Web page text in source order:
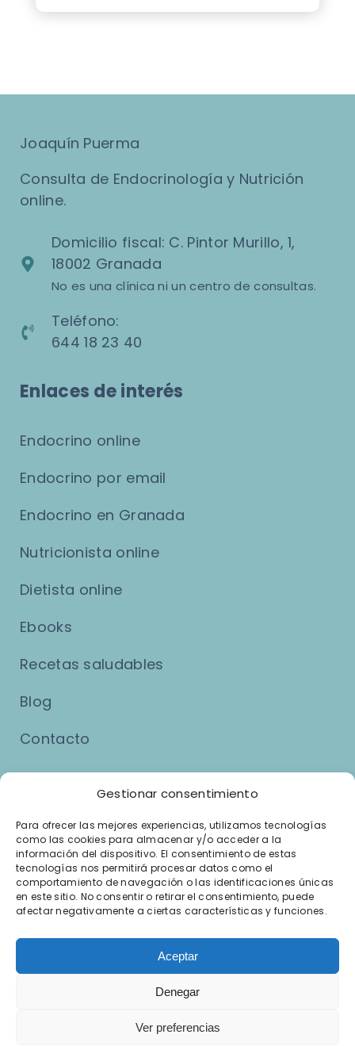
Gestionar consentimiento
Para ofrecer las mejores experiencias, utilizamos tecnologías
como las cookies para almacenar y/o acceder a la
información del dispositivo. El consentimiento de estas
tecnologías nos permitirá procesar datos como el
comportamiento de navegación o las identificaciones únicas
en este sitio. No consentir o retirar el consentimiento, puede
afectar negativamente a ciertas características y funciones.
Aceptar
Denegar
Ver preferencias
Joaquín Puerma
Consulta de Endocrinología y Nutrición
online.
Domicilio fiscal: C. Pintor Murillo, 1,
18002 Granada
No es una clínica ni un centro de consultas.
Teléfono:
644 18 23 40
Enlaces de interés
Endocrino online
Endocrino por email
Endocrino en Granada
Nutricionista online
Dietista online
Ebooks
Recetas saludables
Blog
Contacto
Asuntos Legales
Aviso Legal
Política de Privacidad
Política de Cookies
Términos y Condiciones del Servicio